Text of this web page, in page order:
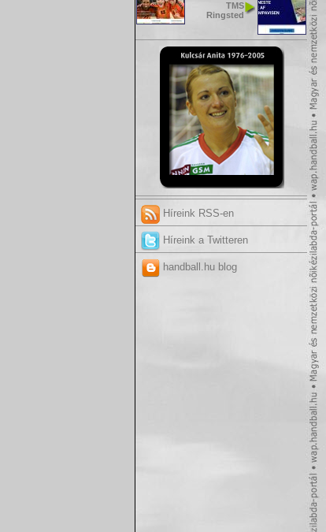
TMS
Ringsted
Híreink RSS-en
Híreink a Twitteren
handball.hu blog